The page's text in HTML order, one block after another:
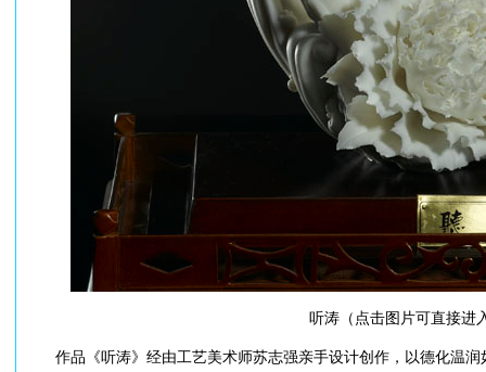
听涛（点击图片可直接进
作品《听涛》经由工艺美术师苏志强亲手设计创作，以德化温润